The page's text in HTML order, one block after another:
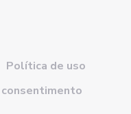
Política de uso